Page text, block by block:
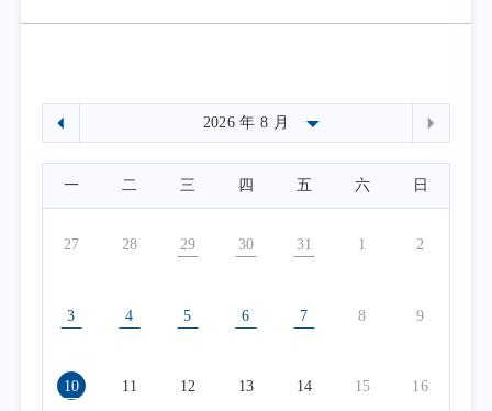
一 二 三 四 五 六 日
27 28 29 30 31 1 2
3 4 5 6 7 8 9
10 11 12 13 14 15 16